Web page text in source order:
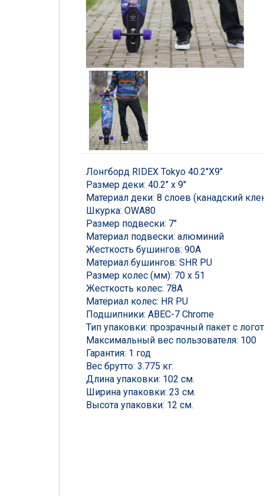
Лонгборд RIDEX Tokyo 40.2″X9″
Размер деки: 40.2" х 9"
Материал деки: 8 слоев (канадский
Шкурка: OWA80
Размер подвески: 7"
Материал подвески: алюминий
Жесткость бушингов: 90А
Материал бушингов: SHR PU
Размер колес (мм): 70 x 51
Жесткость колес: 78A
Материал колес: HR PU
Подшипники: ABEC-7 Chrome
Тип упаковки: прозрачный пакет с
Максимальный вес пользователя: 100
Гарантия: 1 год
Вес брутто: 3.775 кг.
Длина упаковки: 102 см.
Ширина упаковки: 23 см.
Высота упаковки: 12 см.